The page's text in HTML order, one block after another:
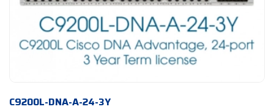
C9200L-DNA-A-24-3Y